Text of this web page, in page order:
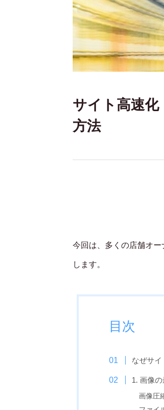
サイト高速
方法
今回は、多くの店舗オ
します。
目次
なぜサイ
1. 画像
画像圧